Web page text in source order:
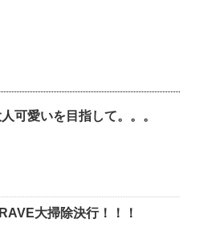
可愛いを目指して。。。
大掃除決行！！！